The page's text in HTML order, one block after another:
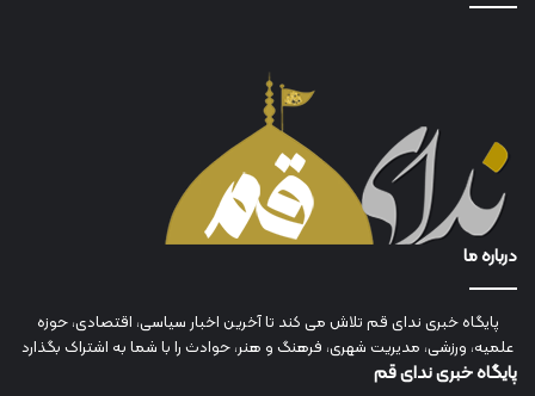
درباره ما
پایگاه خبری ندای قم تلاش می کند تا آخرین اخبار سیاسی، اقتصادی، حوزه
علمیه، ورزشی، مدیریت شهری، فرهنگ و هنر، حوادث را با شما به اشتراک بگذارد
پایگاه خبری ندای قم